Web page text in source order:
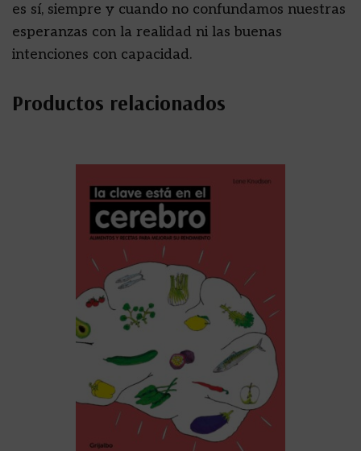
es sí, siempre y cuando no confundamos nuestras
esperanzas con la realidad ni las buenas
intenciones con capacidad.
Productos relacionados